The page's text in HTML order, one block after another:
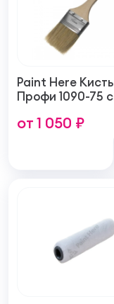
Paint Here Кисть
Профи 1090-75 с
щетиной плоская
от 1 050 ₽